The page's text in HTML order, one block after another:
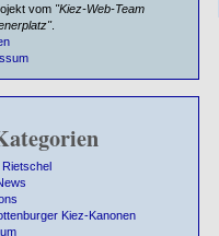
vom "Kiez-Web-Team
.
Kiez-Kanonen